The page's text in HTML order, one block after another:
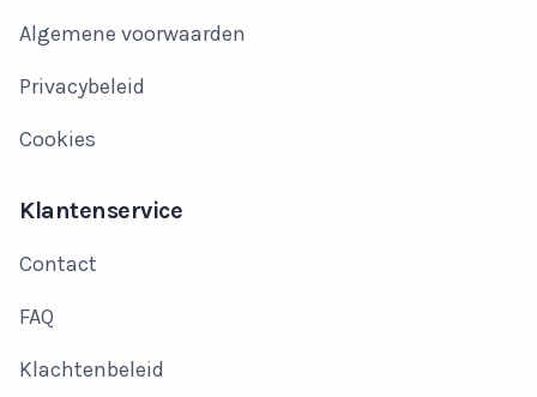
Algemene voorwaarden
Privacybeleid
Cookies
Klantenservice
Contact
FAQ
Klachtenbeleid